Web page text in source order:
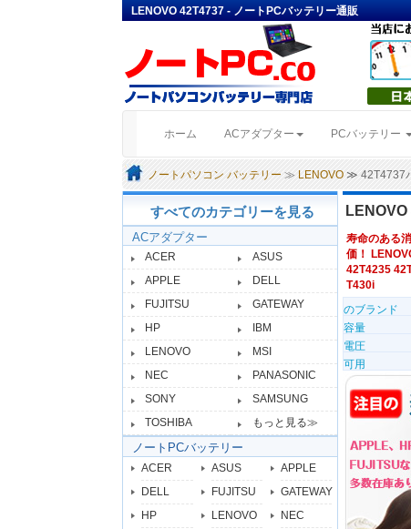
LENOVO 42T4737 - ノートPCバッテリー通販
ホーム (current)ACアダプター PCバッテリー
ノートパソコン バッテリー ≫ LENOVO ≫ 42T4737
すべてのカテゴリーを見る
ACアダプター
ACER
ASUS
APPLE
DELL
FUJITSU
GATEWAY
HP
IBM
LENOVO
MSI
NEC
PANASONIC
SONY
SAMSUNG
TOSHIBA
もっと見る≫
ノートPCバッテリー
ACER ASUS
APPLE
DELL
FUJITSU
GATEWAY
HP
LENOVO
NEC
寿命のある
価！
42T4235
T430i
のブランド
容量
電圧
可用